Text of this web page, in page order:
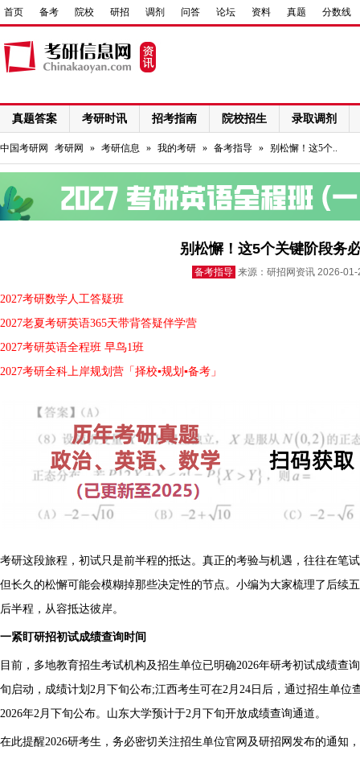
首页 备考 院校 研招 调剂 问答 论坛 资料 真题 分数线
真题答案 考研时讯 招考指南 院校招生 录取调剂
网络课程
中国考研网 考研网 » 考研信息 » 我的考研 » 备考指导 » 别松懈！这5个..
别松懈！这5个关键阶段务
备考指导 来源：研招网资讯 2026-
2027考研数学人工答疑班
2027老夏考研英语365天带背答疑伴学营
2027考研英语全程班 早鸟1班
2027考研全科上岸规划营「择校▪规划▪备考」
考研这段旅程，初试只是前半程的抵达。真正的考验与机遇，往往在笔
但长久的松懈可能会模糊掉那些决定性的节点。小编为大家梳理了后续
后半程，从容抵达彼岸。
一紧盯研招初试成绩查询时间
目前，多地教育招生考试机构及招生单位已明确2026年研考初试成绩查
旬启动，成绩计划2月下旬公布;江西考生可在2月24日后，通过招生单位
2026年2月下旬公布。山东大学预计于2月下旬开放成绩查询通道。
在此提醒2026研考生，务必密切关注招生单位官网及研招网发布的通知